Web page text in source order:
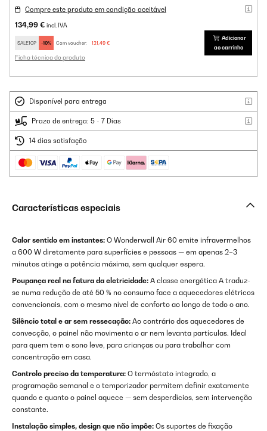
Compre este produto em condição aceitável
134,99 € incl. IVA
SALE10P -10% Com voucher: 121,49 €
Ficha técnica do produto
Adicionar
ao carrinho
Disponível para entrega
Prazo de entrega: 5 - 7 Dias
14 dias satisfação
Características especiais
Calor sentido em instantes: O Wonderwall Air 60 emite infravermelhos
a 600 W diretamente para superfícies e pessoas — em apenas 2–3
minutos atinge a potência máxima, sem qualquer espera.
Poupança real na fatura da eletricidade: A classe energética A traduz-
se numa redução de até 50 % no consumo face a aquecedores elétricos
convencionais, com o mesmo nível de conforto ao longo de todo o ano.
Silêncio total e ar sem ressecação: Ao contrário dos aquecedores de
convecção, o painel não movimenta o ar nem levanta partículas. Ideal
para quem tem o sono leve, para crianças ou para trabalhar com
concentração em casa.
Controlo preciso da temperatura: O termóstato integrado, a
programação semanal e o temporizador permitem definir exatamente
quando e quanto o painel aquece — sem desperdícios, sem intervenção
constante.
Instalação simples, design que não impõe: Os suportes de fixação